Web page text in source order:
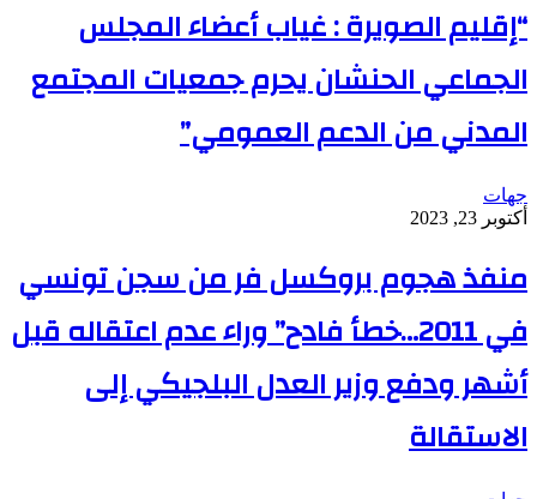
“إقليم الصويرة : غياب أعضاء المجلس
الجماعي الحنشان يحرم جمعيات المجتمع
المدني من الدعم العمومي”
جهات
أكتوبر 23, 2023
منفذ هجوم بروكسل فر من سجن تونسي
في 2011…خطأ فادح” وراء عدم اعتقاله قبل
أشهر ودفع وزير العدل البلجيكي إلى
الاستقالة